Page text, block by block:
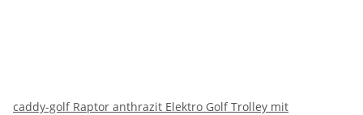
caddy-golf Raptor anthrazit Elektro Golf Trolley mit